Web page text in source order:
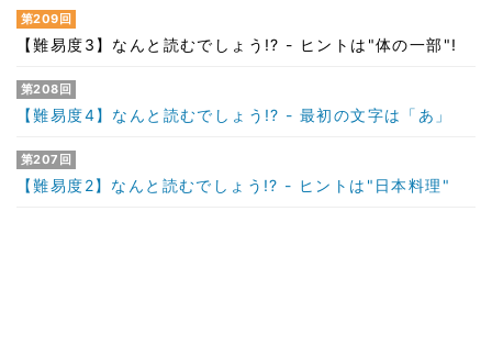
第209回
【難易度3】なんと読むでしょう!? - ヒントは"体の一部"!
第208回
【難易度4】なんと読むでしょう!? - 最初の文字は「あ」
第207回
【難易度2】なんと読むでしょう!? - ヒントは"日本料理"